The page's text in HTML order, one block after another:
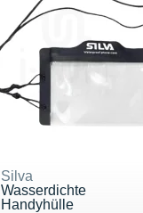
Silva
Wasserdichte
Handyhülle